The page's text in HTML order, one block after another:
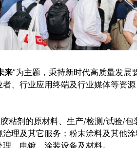
来”为主题，秉持新时代高质量发展
、行业应用终端及行业媒体等资
粘剂的原材料、生产/检测/试验/包
理及其它服务；粉末涂料及其他
、电镀、涂装设备及材料。